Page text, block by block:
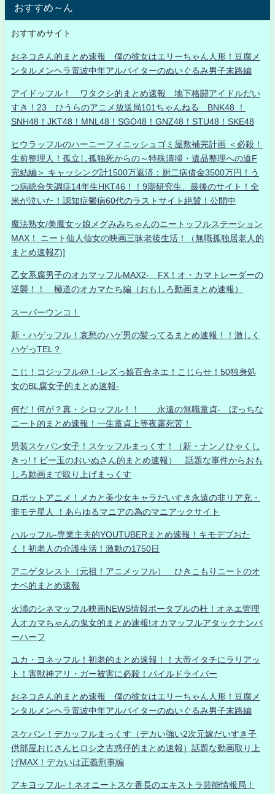
おすすめ～ん
おすすめサイト
おネコさん的まとめ速報 僕の彼女はエリーちゃん人形！豆腐メ
ンタルメンヘラ電波中年アルバイターのぬいぐるみ男子末路編
アイドッフル！ ワタクシ的まとめ速報 地下格闘アイドルだい
すき！23 ひうらのアニメ放送局101ちゃんねる BNK48 ！
SNH48！JKT48！MNL48！SGO48！GNZ48！STU48！SKE48
ヒウラッフルのハーニーフィニッシュゴミ屋敷補完計画 ＜必殺！
生前整理人！孤立し孤独死からの～特殊清掃・遺品整理への道F
完結編＞ キャッシング計1500万返済：厨二病借金3500万円！う
つ病統合失調症14年生HKT46！！9期研究生、最後のサイト！全
米が泣いた！認知症鬱病60代のラストサイト絶賛！公開中
魔法熟女/美魔女ッ娘メグみみちゃんのニートッフルステーション
MAX！ ニート仙人仙女の映画三昧老後生活！（無職孤独居老人的
まとめ速報Z)]
乙女系腐男子のオカマッフルMAX2- FX！オ・カマトレーダーの
逆襲！！ 極道のオカマたち編（おもしろ動画まとめ速報）
スーパーウンコ！
新・ハゲッフル！哀愁のハゲ男の髪ってるまとめ速報！！激しく
ハゲっTEL？
こじ！コジッフル@！-レズっ娘百合ネエ！こじらせ！50独身処
女のBL腐女子的まとめ速報-
何だ！何が？真・シロッフル！！ 永遠の無職童貞- ぼっちな
ニート的まとめ速報！一生童貞上等夜露死苦！
男装スケバン女子！スケッフルまっくす！（新・ナンノひゃくし
きっ!！ビー玉のおいぬさん的まとめ速報） 話題な事件からおも
しろ動画まで取り上げまっくす
ロボットアニメ！メカと美少女キャラだいすき永遠の非リア充・
非モテ星人 ！あらゆるマニアの為のマニアックサイト
ハルッフル-専業主夫的YOUTUBERまとめ速報！キモデブおた
く！初老人の介護生活！激動の1750日
アニゲタレスト（元祖！アニメッフル） ひきこもりニートのオ
ナベ的まとめ速報
火浦のシネマッフル映画NEWS情報ポータブルの杜！オネエ管理
人オカマちゃんの鬼女的まとめ速報!オカマッフルアタックナンバ
ーハーフ
ユカ・ヨネッフル！初老的まとめ速報！！大帝イタチにラリアッ
ト！害獣神アリ・ガー被害に必殺！パイルドライバー
おネコさん的まとめ速報 僕の彼女はエリーちゃん人形！豆腐メ
ンタルメンヘラ電波中年アルバイターのぬいぐるみ男子末路編
スケバン！デカッフルまっくす（デカい強い2次元嫁だいすき子
供部屋おじさんヒロシ之古惑仔的まとめ速報）話題な動画取り上
げMAX！デカいは正義刑事編
アキヨッフル-！ネオニートスケ番長のエキストラ芸能情報局！